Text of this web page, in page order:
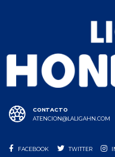
CONTACTO
ATENCION@LALIGAHN.COM
FACEBOOK TWITTER